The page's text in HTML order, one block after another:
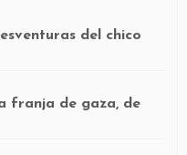
del chico
franja de gaza, de